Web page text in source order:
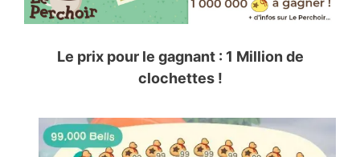
Le prix pour le gagnant : 1 Million de
clochettes !